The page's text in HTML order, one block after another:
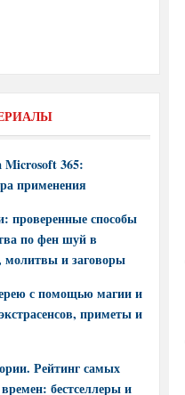
365:
применения
проверенные способы
по фен шуй в
молитвы и заговоры
с помощью магии и
приметы и
Рейтинг самых
бестселлеры и